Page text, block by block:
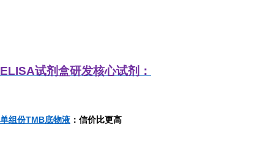
ELISA试剂盒研发核心试剂：
单组份TMB底物液 ：信价比更高